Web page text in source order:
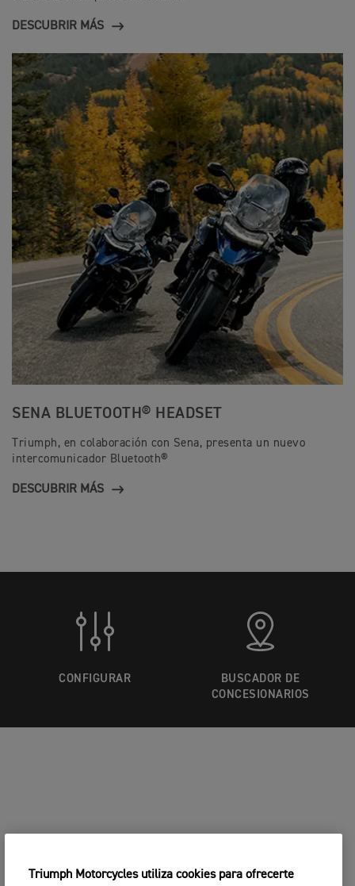
DESCUBRIR MÁS
SENA BLUETOOTH® HEADSET
Triumph, en colaboración con Sena, presenta un nuevo
intercomunicador Bluetooth®
DESCUBRIR MÁS
CONFIGURAR
BUSCADOR DE
CONCESIONARIOS
Triumph Motorcycles utiliza cookies para ofrecerte